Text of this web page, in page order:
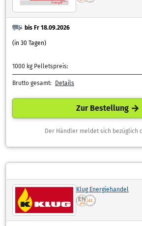
bis Fr 18.09.2026
(in 30 Tagen)
1000 kg Pelletspreis:
Brutto gesamt: Details
Zur Bestellung
Der Händler meldet sich bezüglich
Klug Energiehandel